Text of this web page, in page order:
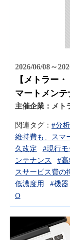
2026/06/08～
【メトラー
マートメンテ
主催企業： メト
関連タグ： #分
維持費も、スマ
久改定
#現行
ンテナンス
#高
スサービス費の
低濃度用
#機器
O